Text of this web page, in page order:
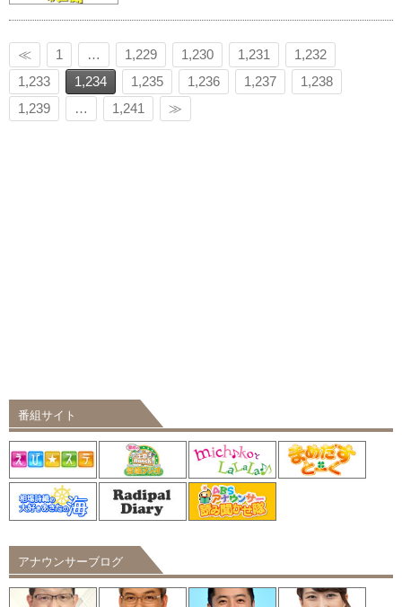
≪ 1 … 1,229 1,230 1,231
1,232
1,233
1,234 1,235 1,236 1,237
1,238
1,239
… 1,241 ≫
番組サイト
アナウンサーブログ